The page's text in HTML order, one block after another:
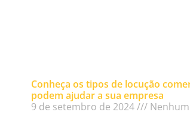
Conheça os tipos de locução
podem ajudar a sua empresa
9 de setembro de 2024